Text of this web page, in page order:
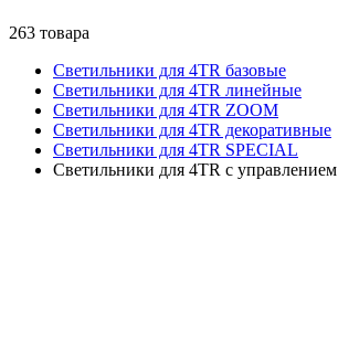
263 товара
Светильники для 4TR базовые
Светильники для 4TR линейные
Светильники для 4TR ZOOM
Светильники для 4TR декоративные
Светильники для 4TR SPECIAL
Светильники для 4TR с управлением